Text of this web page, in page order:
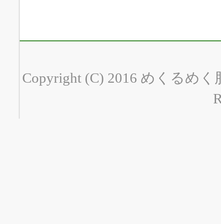
Copyright (C) 2016 めくるめ